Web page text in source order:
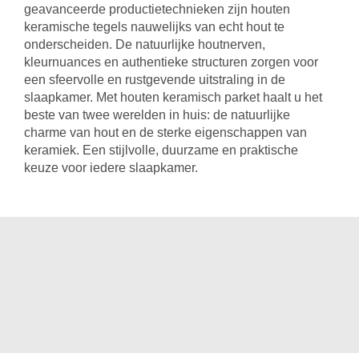
geavanceerde productietechnieken zijn houten
keramische tegels nauwelijks van echt hout te
onderscheiden. De natuurlijke houtnerven,
kleurnuances en authentieke structuren zorgen voor
een sfeervolle en rustgevende uitstraling in de
slaapkamer. Met houten keramisch parket haalt u het
beste van twee werelden in huis: de natuurlijke
charme van hout en de sterke eigenschappen van
keramiek. Een stijlvolle, duurzame en praktische
keuze voor iedere slaapkamer.